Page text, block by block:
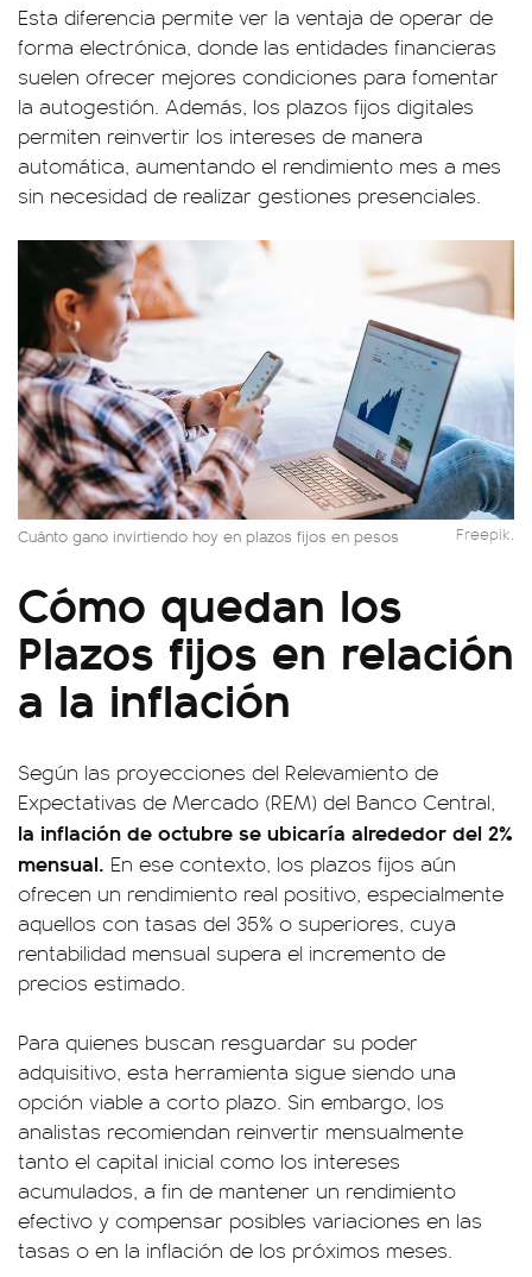
Esta diferencia permite ver la ventaja de operar de
forma electrónica, donde las entidades financieras
suelen ofrecer mejores condiciones para fomentar
la autogestión. Además, los plazos fijos digitales
permiten reinvertir los intereses de manera
automática, aumentando el rendimiento mes a mes
sin necesidad de realizar gestiones presenciales.
Cuánto gano invirtiendo hoy en plazos fijos en pesos Freepik.
Cómo quedan los
Plazos fijos en relación
a la inflación
Según las proyecciones del Relevamiento de
Expectativas de Mercado (REM) del Banco Central,
la inflación de octubre se ubicaría alrededor del 2%
mensual. En ese contexto, los plazos fijos aún
ofrecen un rendimiento real positivo, especialmente
aquellos con tasas del 35% o superiores, cuya
rentabilidad mensual supera el incremento de
precios estimado.
Para quienes buscan resguardar su poder
adquisitivo, esta herramienta sigue siendo una
opción viable a corto plazo. Sin embargo, los
analistas recomiendan reinvertir mensualmente
tanto el capital inicial como los intereses
acumulados, a fin de mantener un rendimiento
efectivo y compensar posibles variaciones en las
tasas o en la inflación de los próximos meses.